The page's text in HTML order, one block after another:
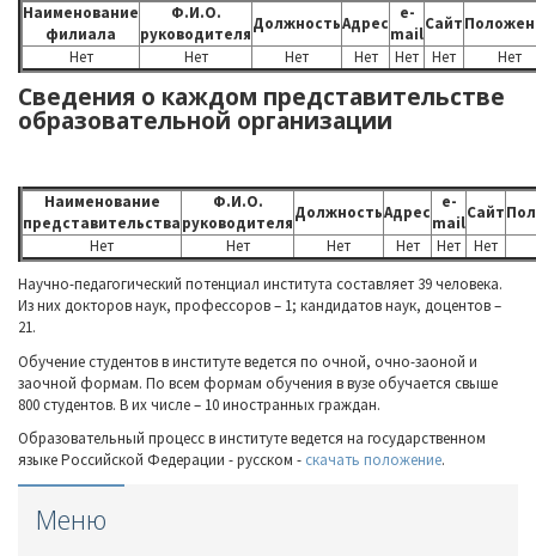
Наименование
филиала
Ф.И.О.
руководителя
ДолжностьАдрес
e-
mail
Сайт
Нет
Нет Нет Нет Нет Нет Нет
Сведения о каждом представительстве
образовательной организации
Наименование
представительства
Ф.И.О.
руководителя
ДолжностьАдрес
e-
mail
Сайт
Нет
Нет Нет Нет Нет
Нет
Научно-педагогический потенциал института составляет 39 человека.
Из них докторов наук, профессоров – 1; кандидатов наук, доцентов –
21.
Обучение студентов в институте ведется по очной, очно-заоной и
заочной формам. По всем формам обучения в вузе обучается свыше
800 студентов. В их числе – 10 иностранных граждан.
Образовательный процесс в институте ведется на государственном
языке Российской Федерации - русском - скачать положение.
Меню